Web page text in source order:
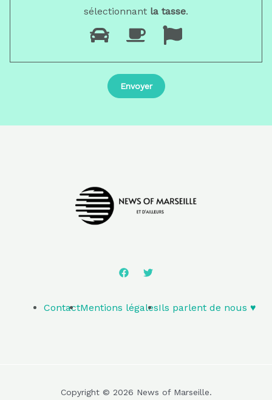
sélectionnant la tasse.
ContactMentions légalesIls parlent de nous ♥️
Copyright © 2026 News of Marseille.